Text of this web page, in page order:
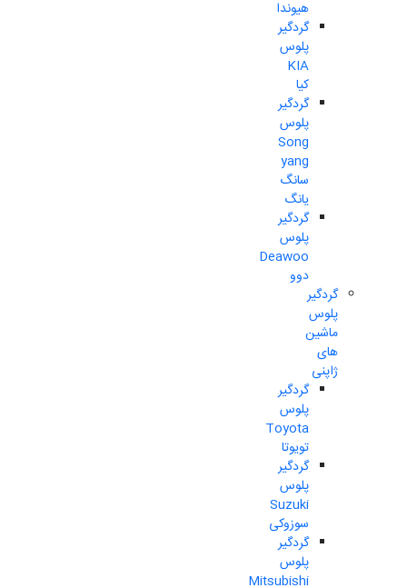
هیوندا
گردگیر
پلوس
KIA
کیا
گردگیر
پلوس
Song
yang
سانگ
یانگ
گردگیر
پلوس
Deawoo
دوو
گردگیر
پلوس
ماشین
های
ژاپنی
گردگیر
پلوس
Toyota
تویوتا
گردگیر
پلوس
Suzuki
سوزوکی
گردگیر
پلوس
Mitsubishi